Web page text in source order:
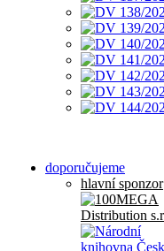
doporučujeme
hlavní sponzor